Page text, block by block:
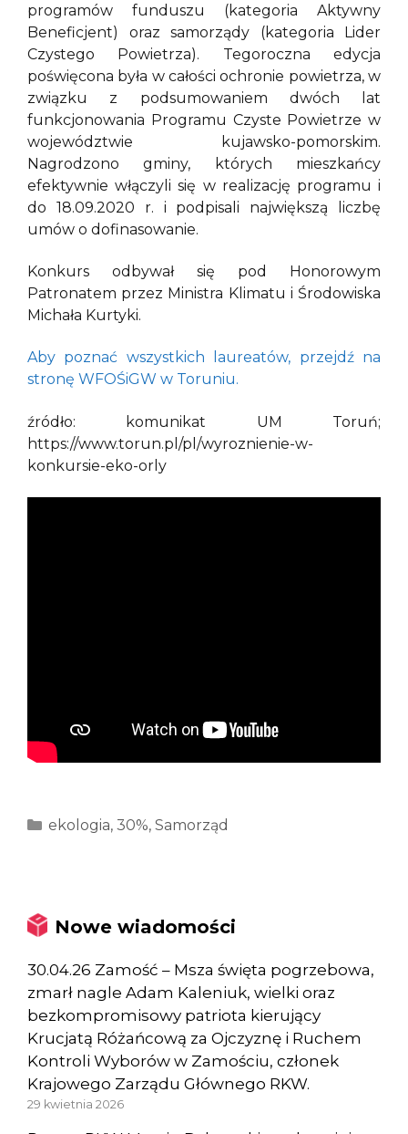
programów funduszu (kategoria Aktywny
Beneficjent) oraz samorządy (kategoria Lider
Czystego Powietrza). Tegoroczna edycja
poświęcona była w całości ochronie powietrza, w
związku z podsumowaniem dwóch lat
funkcjonowania Programu Czyste Powietrze w
województwie kujawsko-pomorskim.
Nagrodzono gminy, których mieszkańcy
efektywnie włączyli się w realizację programu i
do 18.09.2020 r. i podpisali największą liczbę
umów o dofinasowanie.
Konkurs odbywał się pod Honorowym
Patronatem przez Ministra Klimatu i Środowiska
Michała Kurtyki.
Aby poznać wszystkich laureatów, przejdź na
stronę WFOŚiGW w Toruniu.
źródło: komunikat UM Toruń;
https://www.torun.pl/pl/wyroznienie-w-
konkursie-eko-orly
Kategorie
ekologia, 30%, Samorząd
Nowe wiadomości
30.04.26 Zamość – Msza święta pogrzebowa,
zmarł nagle Adam Kaleniuk, wielki oraz
bezkompromisowy patriota kierujący
Krucjatą Różańcową za Ojczyznę i Ruchem
Kontroli Wyborów w Zamościu, członek
Krajowego Zarządu Głównego RKW.
29 kwietnia 2026